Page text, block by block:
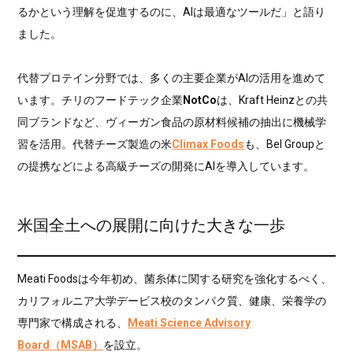
るかという理解を促進するのに、AIは最適なツールだ」と語り
ました。
代替プロテイン分野では、多くの主要企業がAIの活用を進めて
います。チリのフードテック企業NotCoは、Kraft Heinzとの共
同ブランドなど、ヴィーガン食品の原材料候補の抽出に機械学
習を活用。代替チーズ製造の米Climax Foodsも、Bel Groupと
の提携などによる高級チーズの開発にAIを導入しています。
米国全土への展開に向けた大きな一歩
Meati Foodsは今年初め、菌糸体に関する研究を強化するべく、
カリフォルニア大学デービス校のタンパク質、健康、栄養学の
専門家で構成される、
Meati Science Advisory
Board（MSAB） を設立。